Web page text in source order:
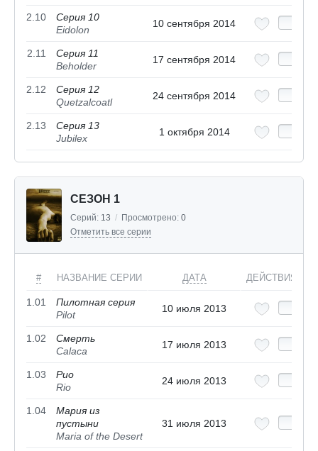
2.10
Серия 10
Eidolon
10 сентября 2014
2.11
Серия 11
Beholder
17 сентября 2014
2.12
Серия 12
Quetzalcoatl
24 сентября 2014
2.13
Серия 13
Jubilex
1 октября 2014
СЕЗОН 1
Серий: 13 / Просмотрено: 0
Отметить все серии
# НАЗВАНИЕ СЕРИИ ДАТА ДЕЙСТВИЯ
1.01
Пилотная серия
Pilot
10 июля 2013
1.02
Смерть
Calaca
17 июля 2013
1.03
Рио
Rio
24 июля 2013
1.04
Мария из
пустыни
Maria of the Desert
31 июля 2013